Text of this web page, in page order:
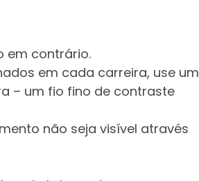
em contrário.
em cada carreira, use um
– um fio fino de contraste
não seja visível através